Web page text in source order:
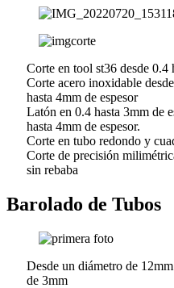
Corte en tool st36 desde 0.4
Corte acero inoxidable
hasta 4mm de espesor
Latón en 0.4 hasta 3mm de
hasta 4mm de espesor.
Corte en tubo redondo y
Corte de precisión
sin rebaba
Barolado de Tubos
Desde un diámetro de
de 3mm